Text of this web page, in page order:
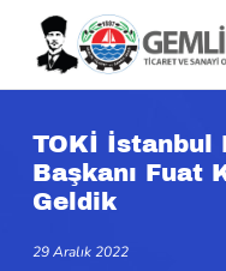
main
contentTOKİ İstanbul
Başkanı Fuat
Geldik
29 Aralık 2022